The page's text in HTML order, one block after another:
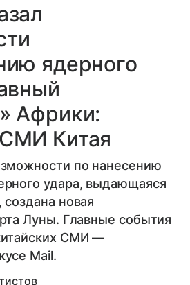
ядерного
Африки:
Китая
по нанесению
удара, выдающаяся
новая
Луны. Главные события
СМИ —
Mail.